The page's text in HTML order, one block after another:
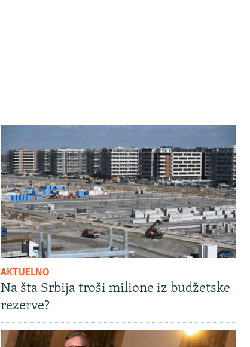
AKTUELNO
Na šta Srbija troši milione iz budžetske
rezerve?